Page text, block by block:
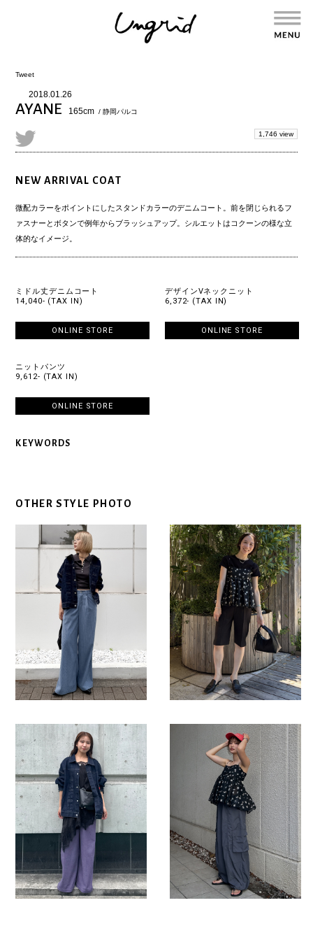
Tweet
2018.01.26
AYANE 165cm / 静岡パルコ
1,746 view
NEW ARRIVAL COAT
微配カラーをポイントにしたスタンドカラーのデニムコート。前を閉じられるフ
ァスナーとボタンで例年からブラッシュアップ。シルエットはコクーンの様な立
体的なイメージ。
ミドル丈デニムコート
14,040- (TAX IN)
ONLINE STORE
デザインVネックニット
6,372- (TAX IN)
ONLINE STORE
ニットパンツ
9,612- (TAX IN)
ONLINE STORE
KEYWORDS
OTHER STYLE PHOTO